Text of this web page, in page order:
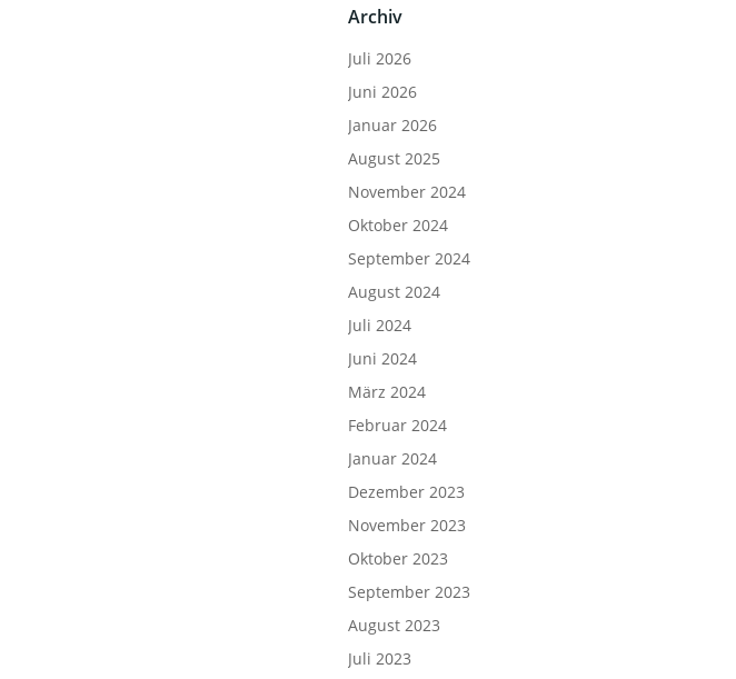
Archiv
Juli 2026
Juni 2026
Januar 2026
August 2025
November 2024
Oktober 2024
September 2024
August 2024
Juli 2024
Juni 2024
März 2024
Februar 2024
Januar 2024
Dezember 2023
November 2023
Oktober 2023
September 2023
August 2023
Juli 2023